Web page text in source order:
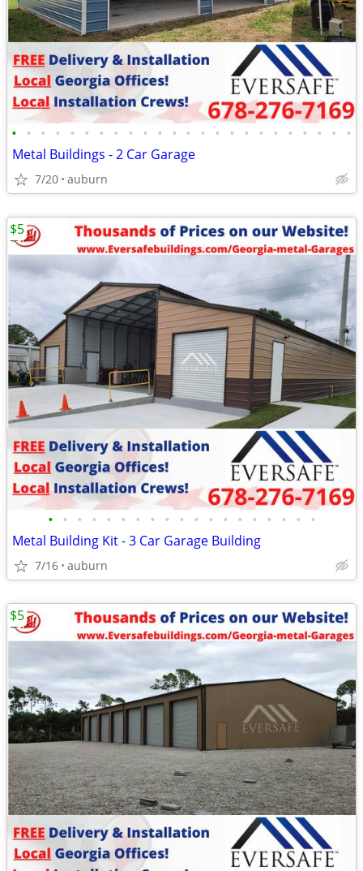
• • • • • • • • • • • • • • • • • • • • • • • •
Metal Buildings - 2 Car Garage
7/20 auburn
• • • • • • • • • • • • • • • • • • •
Metal Building Kit - 3 Car Garage Building
7/16 auburn
$5
$5